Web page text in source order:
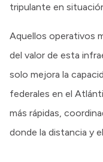
tripulante en
Aquellos operativos
del valor de esta
solo mejora la
federales en el
más rápidas,
donde la distancia y